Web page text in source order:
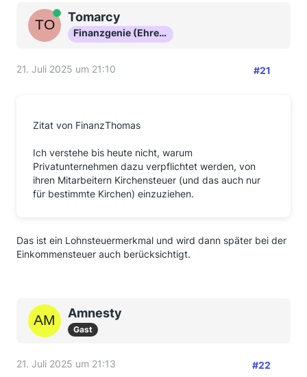
OnlineTomarcy
Finanzgenie (Ehrenmitglied)
21. Juli 2025 um 21:10 #21
Zitat von FinanzThomas
Ich verstehe bis heute nicht, warum
Privatunternehmen dazu verpflichtet werden, von
ihren Mitarbeitern Kirchensteuer (und das auch nur
für bestimmte Kirchen) einzuziehen.
Das ist ein Lohnsteuermerkmal und wird dann später bei der
Einkommensteuer auch berücksichtigt.
Amnesty
Gast
21. Juli 2025 um 21:13 #22